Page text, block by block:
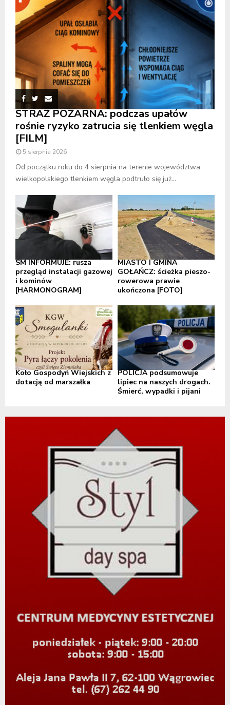
STRAŻ POŻARNA: podczas upałów
rośnie ryzyko zatrucia się tlenkiem węgla
[FILM]
5 sierpnia 2026
Od początku roku do 4 sierpnia na terenie województwa
wielkopolskiego tlenkiem węgla podtruło się już...
SM INFORMUJE: rusza
przegląd instalacji gazowej
i kominów
[HARMONOGRAM]
MIASTO I GMINA
GOŁAŃCZ: ścieżka pieszo-
rowerowa prawie
ukończona [FOTO]
Koło Gospodyń Wiejskich z
dotacją od marszałka
POLICJA podsumowuje
lipiec na naszych drogach.
Śmierć, wypadki i pijani